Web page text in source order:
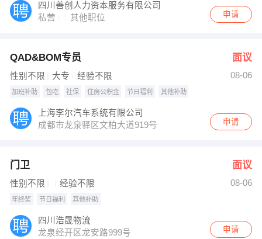
四川善创人力资本服务有限公司
私营
其他职位 申请
QAD&BOM专员 面议
性别不限 大专 经验不限 08-06
加班补助 包吃 社保 住房公积金 节日福利 其他补助
上海李尔汽车系统有限公司
成都市龙泉驿区文柏大道919号
申请
门卫 面议
性别不限 经验不限 08-06
年终奖 节日福利 其他补助
四川浩晟物流
龙泉经开区龙安路999号
申请